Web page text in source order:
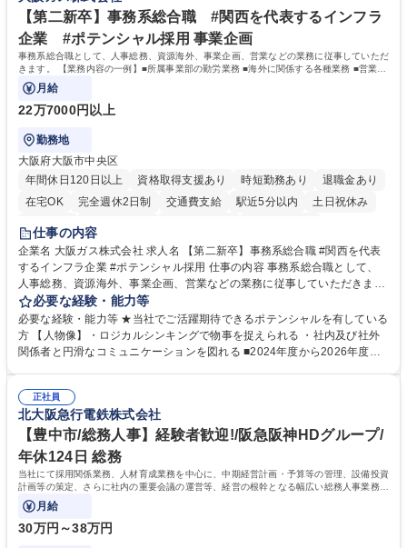
ます。 学歴・資格 学歴：大学院 大学 高専 短大 専修学校 高校 語学力：
資格：
【第二新卒】事務系総合職 #関西を代表するインフラ
企業 #ポテンシャル採用 事業企画
事務系総合職として、人事総務、資源海外、事業企画、営業などの業務に従事していただ
きます。 【業務内容の一例】■所属事業部の勤労業務 ■海外に関係する各種業務 ■営業部
門の企画スタッフ、ルート営業
月給
22万7000円以上
勤務地
大阪府大阪市中央区
年間休日120日以上
資格取得支援あり 時短勤務あり
退職金あり
在宅OK
完全週休2日制 交通費支給 駅近5分以内
土日祝休み
服装自由
第二新卒歓迎
仕事の内容
企業名 大阪ガス株式会社 求人名 【第二新卒】事務系総合職 #関西を代表
するインフラ企業 #ポテンシャル採用 仕事の内容 事務系総合職として、
人事総務、資源海外、事業企画、営業などの業務に従事していただきま
す。 【業務内容の一例】■所属事業部の勤労業務 ■海外に関係する各種業
務 ■営業部門の企画スタッフ、ルート営業 【キャリアパス】入社後の配属
ポジションで一定期間ご活躍頂いた後、本人の適性及び将来のキャリアを
鑑みてジョブローテーションを行います。 【育成】OJTでの現場育成や研
表するインフラ企業 #ポテンシャル採用
必要な経験・能力等
必要な経験・能力等 ★当社でご活躍期待できるポテンシャルを有している
方 【人物像】・ロジカルシンキングで物事を捉えられる ・社内及び社外
関係者と円滑なコミュニケーションを図れる ■2024年度から2026年度ま
72.html ■エネルギーセキュリティの不安定化や気候変動による自然災害の
甚大化など、これまで以上に社会課題解決の重要性が高まっています。
「未来の日常」の創造に向けて持続可能な社会の実現に貢献してまいりま
す。 学歴・資格 学歴：大学院 大学 語学力： 資格：
正社員
北大阪急行電鉄株式会社
【豊中市/総務人事】経験者歓迎!/阪急阪神HDグループ/
年休124日 総務
当社にて採用関係業務、人材育成業務を中心に、中期経営計画・予算等の管理、設備投資
計画等の策定、さらに社内の重要会議の運営等、経営の根幹となる幅広い総務人事業務全
般を担当していただきます。
月給
30万円～38万円